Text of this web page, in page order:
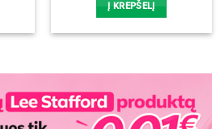
Į KREPŠELĮ